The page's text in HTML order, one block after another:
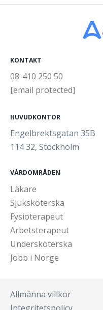
KONTAKT
08-410 250 50
[email protected]
HUVUDKONTOR
Engelbrektsgatan 35B
114 32, Stockholm
VÅRDOMRÅDEN
Läkare
Sjuksköterska
Fysioterapeut
Arbetsterapeut
Undersköterska
Jobb i Norge
Allmänna villkor
Integritetspolicy